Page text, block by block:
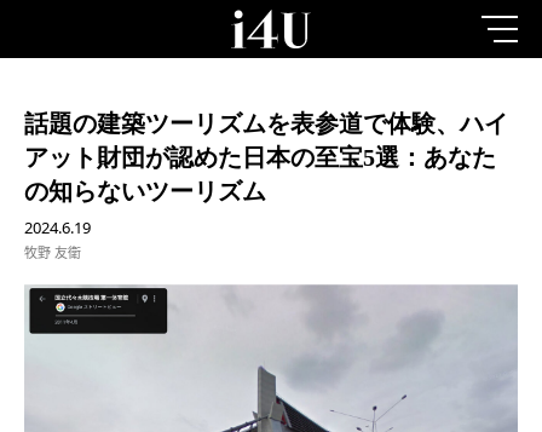
話題の建築ツーリズムを表参道で体験、ハイ
アット財団が認めた日本の至宝5選：あなた
の知らないツーリズム
2024.6.19
牧野 友衛